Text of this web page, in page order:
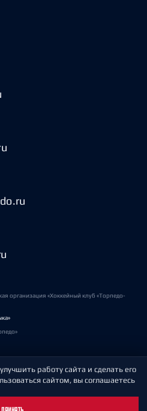
организация «Хоккейный клуб «Торпедо-
работу сайта и сделать его
сайтом, вы соглашаетесь